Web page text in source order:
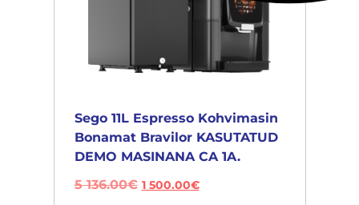
Sego 11L Espresso Kohvimasin
Bonamat Bravilor KASUTATUD
DEMO MASINANA CA 1A.
5 136.00€ 1 500.00€